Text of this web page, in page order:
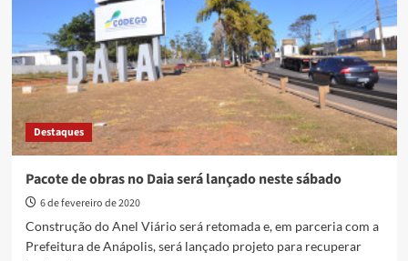
LED
e
fará
serviço
de
tapa-
buraco
no
DAIA
Destaques
Pacote de obras no Daia será lançado neste sábado
6 de fevereiro de 2020
Construção do Anel Viário será retomada e, em parceria com a
Prefeitura de Anápolis, será lançado projeto para recuperar